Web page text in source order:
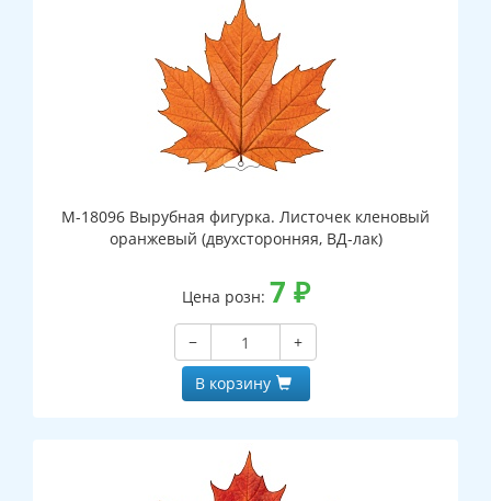
М-18096 Вырубная фигурка. Листочек кленовый
оранжевый (двухсторонняя, ВД-лак)
Цена розн: 7 ₽
−
+
В корзину